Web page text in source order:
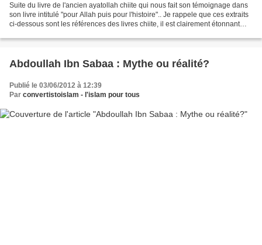
Suite du livre de l'ancien ayatollah chiite qui nous fait son témoignage dans
son livre intitulé "pour Allah puis pour l'histoire".. Je rappele que ces extraits
ci-dessous sont les références des livres chiite, il est clairement étonnant
Abdoullah Ibn Sabaa : Mythe ou réalité?
Publié le 03/06/2012 à 12:39
Par convertistoislam - l'islam pour tous